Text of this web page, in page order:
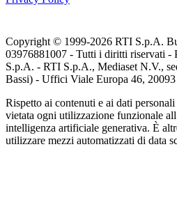
Copyright © 1999-2026 RTI S.p.A.
03976881007 - Tutti i diritti riservati -
S.p.A. - RTI S.p.A., Mediaset N.V.,
Bassi) - Uffici Viale Europa 46,
Rispetto ai contenuti e ai dati
vietata ogni utilizzazione funzionale
intelligenza artificiale generativa. È
utilizzare mezzi automatizzati di data